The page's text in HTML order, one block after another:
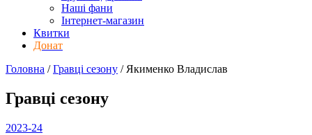
Наші фани
Інтернет-магазин
Квитки
Донат
Головна /Гравці сезону / Якименко Владислав
Гравці сезону
2023-24